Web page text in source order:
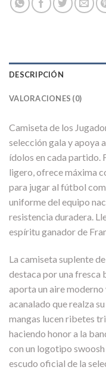
DESCRIPCIÓN
VALORACIONES (0)
Camiseta de los
selección gala y apoya a
ídolos en cada partido.
ligero, ofrece máxima
para jugar al fútbol
uniforme del equipo
resistencia duradera.
espíritu ganador de
La camiseta suplente
destaca por una fresca
aporta un aire
acanalado que realza
mangas lucen ribetes
haciendo honor a la
con un logotipo
escudo oficial de la